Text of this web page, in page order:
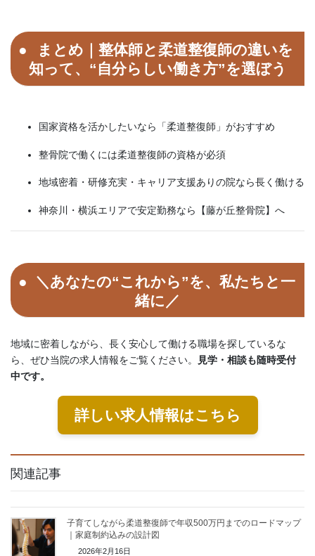
まとめ｜整体師と柔道整復師の違いを
知って、“自分らしい働き方”を選ぼう
国家資格を活かしたいなら「柔道整復師」がおすすめ
整骨院で働くには柔道整復師の資格が必須
地域密着・研修充実・キャリア支援ありの院なら長く働ける
神奈川・横浜エリアで安定勤務なら【藤が丘整骨院】へ
＼あなたの“これから”を、私たちと一
緒に／
地域に密着しながら、長く安心して働ける職場を探しているな
ら、ぜひ当院の求人情報をご覧ください。
見学・相談も随時受付
中です。
詳しい求人情報はこちら
関連記事
子育てしながら柔道整復師で年収500万円までのロードマップ
｜家庭制約込みの設計図
2026年2月16日